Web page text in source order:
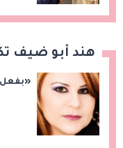
هند أبو ضيف